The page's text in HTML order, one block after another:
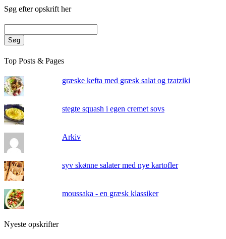
Søg efter opskrift her
Søg
Top Posts & Pages
græske kefta med græsk salat og tzatziki
stegte squash i egen cremet sovs
Arkiv
syv skønne salater med nye kartofler
moussaka - en græsk klassiker
Nyeste opskrifter